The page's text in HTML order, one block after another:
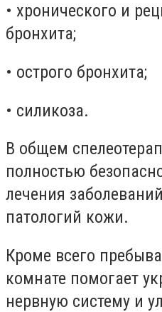
• хронического и
бронхита;
• острого бронхита;
• силикоза.
В общем
полностью
лечения
патологий кожи.
Кроме всего
комнате помогает
нервную систему и